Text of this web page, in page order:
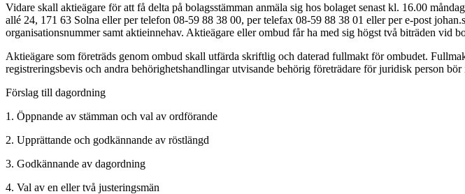
Vidare skall aktieägare för att få delta på bolagsstämman anmäla sig hos bolaget senast kl. 16.00
allé 24, 171 63 Solna eller per telefon 08-59 88 38 00, per telefax 08-59 88 38 01 eller per e-post
organisationsnummer samt aktieinnehav. Aktieägare eller ombud får ha med sig högst två biträden vid
Aktieägare som företräds genom ombud skall utfärda skriftlig och daterad fullmakt för ombudet.
registreringsbevis och andra behörighetshandlingar utvisande behörig företrädare för juridisk person
Förslag till dagordning
1. Öppnande av stämman och val av ordförande
2. Upprättande och godkännande av röstlängd
3. Godkännande av dagordning
4. Val av en eller två justeringsmän